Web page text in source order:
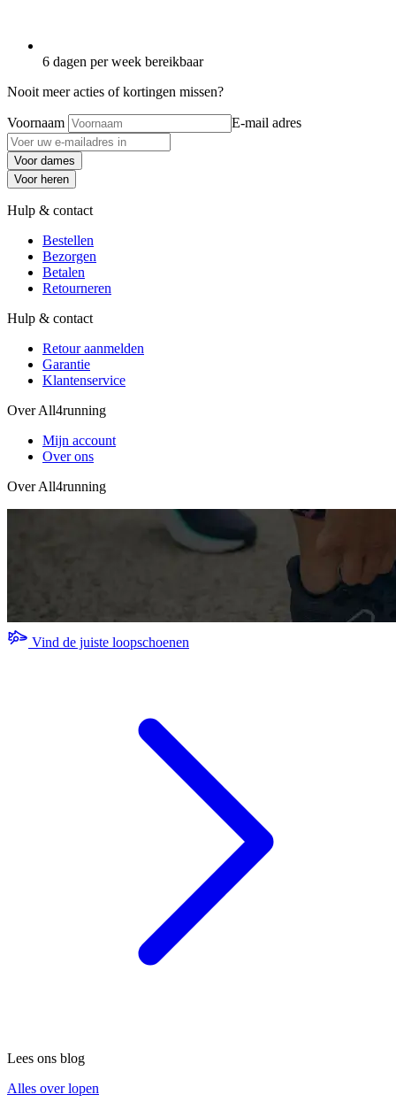
6 dagen per week bereikbaar
Nooit meer acties of kortingen missen?
Voornaam E-mail adres
Voor dames
Voor heren
Hulp & contact
Bestellen
Bezorgen
Betalen
Retourneren
Hulp & contact
Retour aanmelden
Garantie
Klantenservice
Over All4running
Mijn account
Over ons
Over All4running
Vind de juiste loopschoenen
Lees ons blog
Alles over lopen